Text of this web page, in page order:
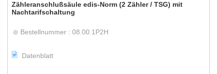
Zähleranschlußsäule edis-Norm (2 Zähler / TSG) mit
Nachtarifschaltung
Bestellnummer : 08.00.1P2H
Datenblatt